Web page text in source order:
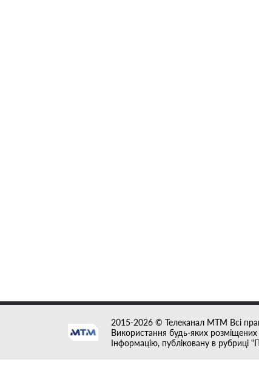
2015-2026 © Телеканал MTM Всі
Використання будь-яких
Інформацію, публіковану в рубриці